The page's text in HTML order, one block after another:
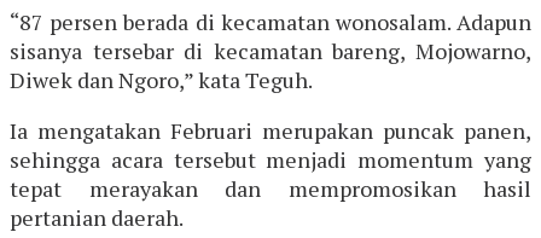
“87 persen berada di kecamatan wonosalam. Adapun
sisanya tersebar di kecamatan bareng, Mojowarno,
Diwek dan Ngoro,” kata Teguh.
Ia mengatakan Februari merupakan puncak panen,
sehingga acara tersebut menjadi momentum yang
tepat merayakan dan mempromosikan hasil
pertanian daerah.